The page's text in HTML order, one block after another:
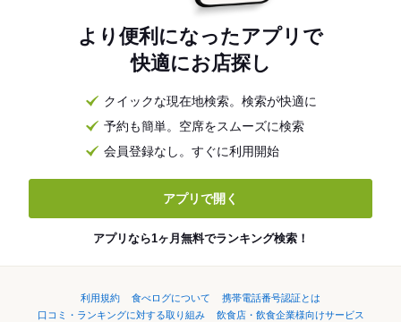
より便利になったアプリで
快適にお店探し
クイックな現在地検索。検索が快適に
予約も簡単。空席をスムーズに検索
会員登録なし。すぐに利用開始
アプリで開く
アプリなら1ヶ月無料でランキング検索！
利用規約 食べログについて
携帯電話番号認証とは
口コミ・ランキングに対する取り組み
飲食店・飲食企業様向けサービス